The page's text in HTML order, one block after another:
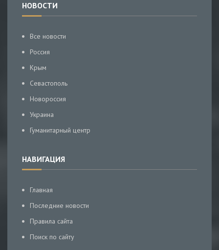
НОВОСТИ
Все новости
Россия
Крым
Севастополь
Новороссия
Украина
Гуманитарный центр
НАВИГАЦИЯ
Главная
Последние новости
Правила сайта
Поиск по сайту